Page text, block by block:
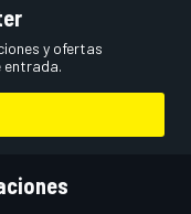
y ofertas
entrada.